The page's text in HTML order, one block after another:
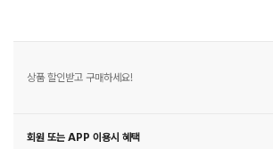
상품 할인받고 구매하세요!
회원 또는 APP 이용시 혜택